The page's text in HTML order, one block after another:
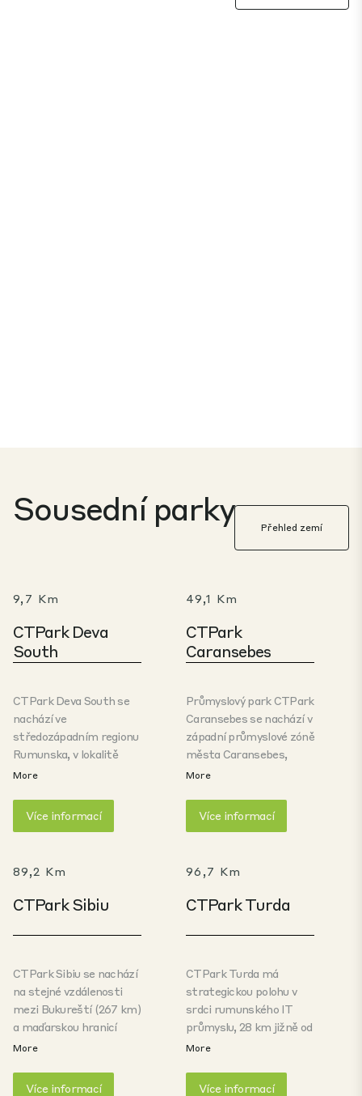
Sousední parky Přehled zemí
9,7 Km
CTPark Deva
South
CTPark Deva South se
nachází ve
středozápadním regionu
Rumunska, v lokalitě
oblíbené mezinárodními
Deva je centrem
energetického průmyslu.
Park leží na dálnici E79,
jen pár kilometrů od
hlavní dálnice A1 spojující
maďarsko-srbskými
hranicemi.
More
Více informací
49,1 Km
CTPark
Caransebes
Průmyslový park CTPark
Caransebes se nachází v
západní průmyslové zóně
města Caransebes,
pouhých 4,1 km od
letiště Caransebes.
More
Více informací
89,2 Km
CTPark Sibiu
CTPark Sibiu se nachází
na stejné vzdálenosti
mezi Bukureští (267 km)
a maďarskou hranicí
(268 km), v oblasti s
More
Více informací
96,7 Km
CTPark Turda
CTPark Turda má
strategickou polohu v
srdci rumunského IT
průmyslu, 28 km jižně od
druhého největšího
More
Více informací